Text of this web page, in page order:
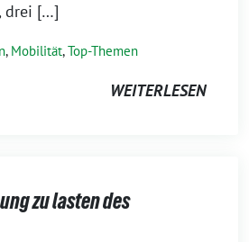
drei […]
, Mobilität,Top-Themen
WEITERLESEN
zu lasten des